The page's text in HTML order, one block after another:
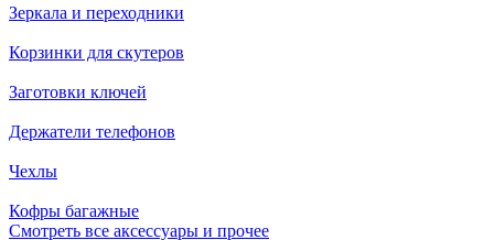
Зеркала и переходники
Корзинки для скутеров
Заготовки ключей
Держатели телефонов
Чехлы
Кофры багажные
Смотреть все аксессуары и прочее